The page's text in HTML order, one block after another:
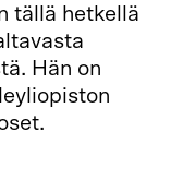
tällä hetkellä
Hän on